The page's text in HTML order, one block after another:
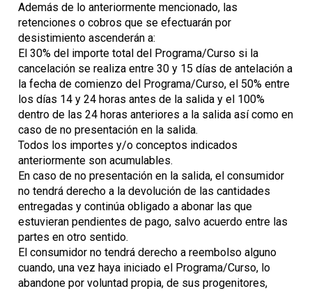
Además de lo anteriormente mencionado, las
retenciones o cobros que se efectuarán por
desistimiento ascenderán a:
El 30% del importe total del Programa/Curso si la
cancelación se realiza entre 30 y 15 días de antelación a
la fecha de comienzo del Programa/Curso, el 50% entre
los días 14 y 24 horas antes de la salida y el 100%
dentro de las 24 horas anteriores a la salida así como en
caso de no presentación en la salida.
Todos los importes y/o conceptos indicados
anteriormente son acumulables.
En caso de no presentación en la salida, el consumidor
no tendrá derecho a la devolución de las cantidades
entregadas y continúa obligado a abonar las que
estuvieran pendientes de pago, salvo acuerdo entre las
partes en otro sentido.
El consumidor no tendrá derecho a reembolso alguno
cuando, una vez haya iniciado el Programa/Curso, lo
abandone por voluntad propia, de sus progenitores,